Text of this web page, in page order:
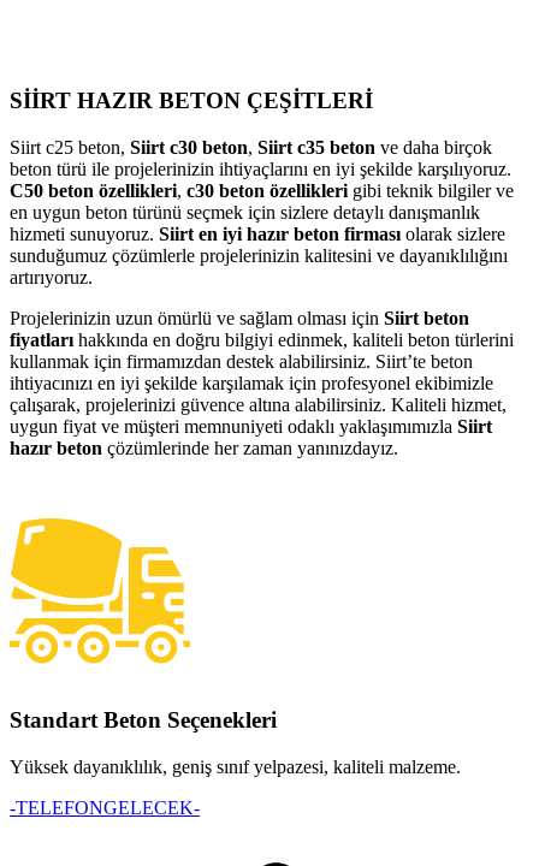
SİİRT HAZIR BETON ÇEŞİTLERİ
Siirt c25 beton, Siirt c30 beton, Siirt c35 beton ve daha birçok
beton türü ile projelerinizin ihtiyaçlarını en iyi şekilde karşılıyoruz.
C50 beton özellikleri, c30 beton özellikleri gibi teknik bilgiler ve
en uygun beton türünü seçmek için sizlere detaylı danışmanlık
hizmeti sunuyoruz. Siirt en iyi hazır beton firması olarak sizlere
sunduğumuz çözümlerle projelerinizin kalitesini ve dayanıklılığını
artırıyoruz.
Projelerinizin uzun ömürlü ve sağlam olması için Siirt beton
fiyatları hakkında en doğru bilgiyi edinmek, kaliteli beton türlerini
kullanmak için firmamızdan destek alabilirsiniz. Siirt’te beton
ihtiyacınızı en iyi şekilde karşılamak için profesyonel ekibimizle
çalışarak, projelerinizi güvence altına alabilirsiniz. Kaliteli hizmet,
uygun fiyat ve müşteri memnuniyeti odaklı yaklaşımımızla Siirt
hazır beton çözümlerinde her zaman yanınızdayız.
Standart Beton Seçenekleri
Yüksek dayanıklılık, geniş sınıf yelpazesi, kaliteli malzeme.
-TELEFONGELECEK-